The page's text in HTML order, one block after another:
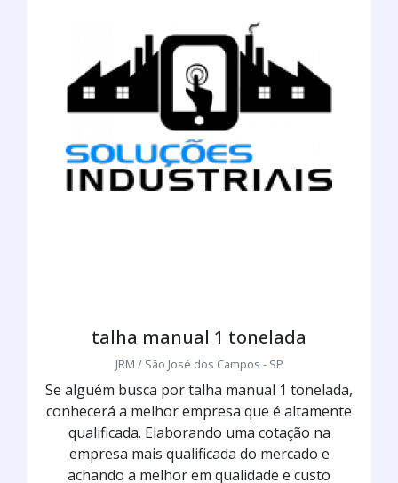
talha manual 1 tonelada
JRM / São José dos Campos - SP
Se alguém busca por talha manual 1 tonelada,
conhecerá a melhor empresa que é altamente
qualificada. Elaborando uma cotação na
empresa mais qualificada do mercado e
achando a melhor em qualidade e custo